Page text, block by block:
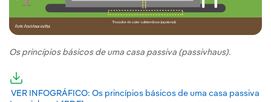
Os princípios básicos de uma casa passiva (passivhaus).
Link externo, abra em uma nova aba.
VER INFOGRÁFICO: Os princípios básicos de uma casa passiva